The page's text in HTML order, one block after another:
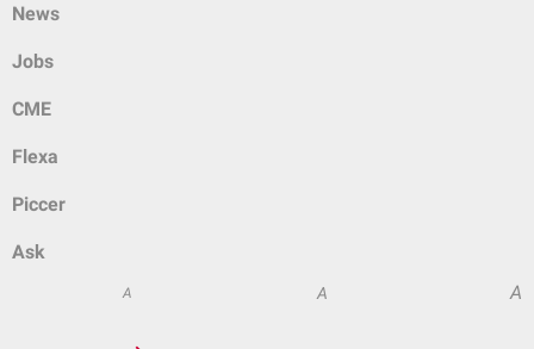
News
Jobs
CME
Flexa
Piccer
Ask
A A A